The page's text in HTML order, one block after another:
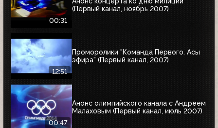
00:31
(Первый канал, ноябрь 2007)
12:51
Проморолики "Команда Первого. Асы
эфира" (Первый канал, 2007)
00:47
Анонс олимпийского канала с Андреем
Малаховым (Первый канал, июль 2007)